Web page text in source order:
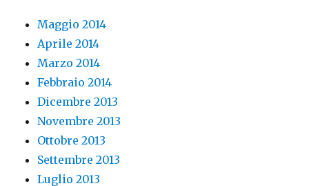
Maggio 2014
Aprile 2014
Marzo 2014
Febbraio 2014
Dicembre 2013
Novembre 2013
Ottobre 2013
Settembre 2013
Luglio 2013